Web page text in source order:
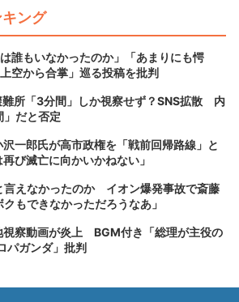
ング
誰もいなかったのか」「あまりにも愕
空から合掌」巡る投稿を批判
難所「3分間」しか視察せず？SNS拡散 内
」だと否定
一郎氏が高市政権を「戦前回帰路線」と
び滅亡に向かいかねない」
言えなかったのか イオン爆発事故で斎藤
もできなかっただろうなあ」
視察動画が炎上 BGM付き「総理が主役の
パガンダ」批判